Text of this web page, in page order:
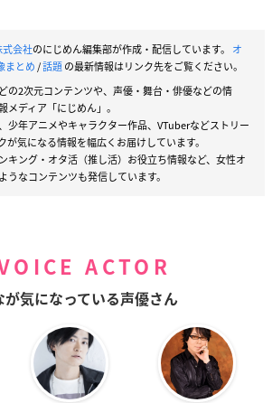
会社のにじめん編集部が作成・配信しています。 オ
まとめ/話題の最新情報はリンク先をご覧ください。
の2次元コンテンツや、声優・舞台・俳優などの情
ディア「にじめん」。
少年アニメやキャラクター作品、VTuberなどストリー
が気になる情報を幅広くお届けしています。
キング・オタ活（推し活）お役立ち情報など、女性オ
うなコンテンツも発信しています。
ACTOR
が気になっている声優さん